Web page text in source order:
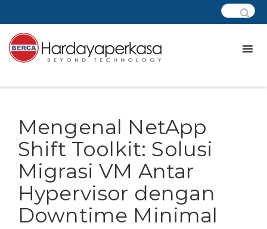
Mengenal NetApp
Shift Toolkit: Solusi
Migrasi VM Antar
Hypervisor dengan
Downtime Minimal